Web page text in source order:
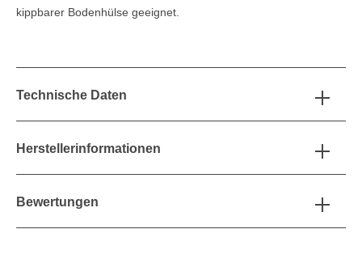
kippbarer Bodenhülse geeignet.
Technische Daten
Herstellerinformationen
Bewertungen